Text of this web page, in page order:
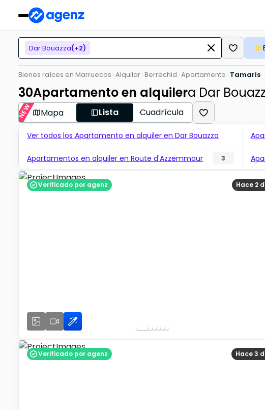
Dar Bouazza(+2)
Bienes raíces en Marruecos Alquilar Berrechid Apartamento Tamaris
30Apartamento en alquilera Dar
NEW Mapa Lista Cuadrícula
Ver todos los Apartamento en alquiler en Dar Bouazza
Apartamentos en alquiler en Route d'Azzemmour 3
Hace 2
Verificado por agenz
Hace 3
Verificado por agenz